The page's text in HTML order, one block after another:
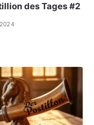
des Tages #2